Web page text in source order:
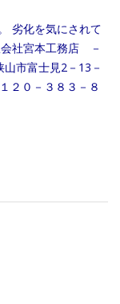
劣化を気にされて
社宮本工務店 －
市富士見2－13－
２０－３８３－８